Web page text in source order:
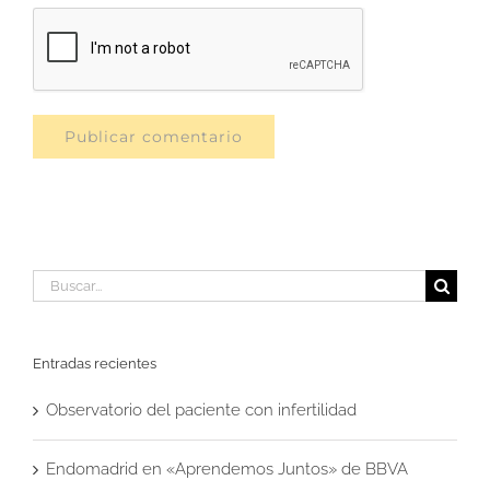
Buscar:
Entradas recientes
Observatorio del paciente con infertilidad
Endomadrid en «Aprendemos Juntos» de BBVA